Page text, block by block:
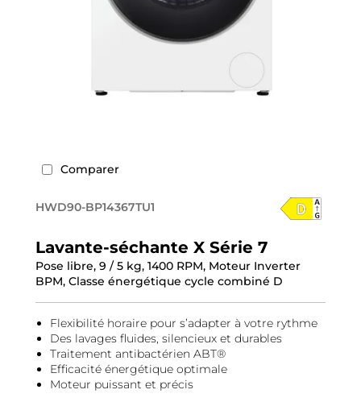
Comparer
HWD90-BP14367TU1
Lavante-séchante X Série 7
Pose libre, 9 / 5 kg, 1400 RPM, Moteur Inverter
BPM, Classe énergétique cycle combiné D
Flexibilité horaire pour s’adapter à votre rythme
Des lavages fluides, silencieux et durables
Traitement antibactérien ABT®
Efficacité énergétique optimale
Moteur puissant et précis